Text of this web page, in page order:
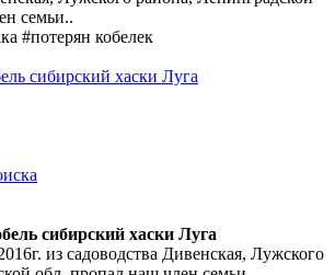
семьи..
#потерян кобелек
сибирский хаски Луга
сибирский хаски Луга
из садоводства Дивенская, Лужского